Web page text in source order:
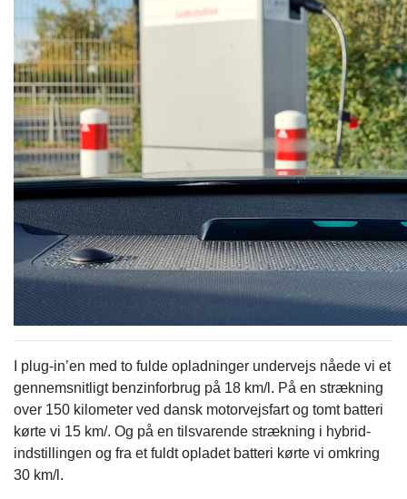
I plug-in’en med to fulde opladninger undervejs nåede vi et
gennemsnitligt benzinforbrug på 18 km/l. På en strækning
over 150 kilometer ved dansk motorvejsfart og tomt batteri
kørte vi 15 km/. Og på en tilsvarende strækning i hybrid-
indstillingen og fra et fuldt opladet batteri kørte vi omkring
30 km/l.